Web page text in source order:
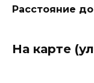
Расстояние
На карте